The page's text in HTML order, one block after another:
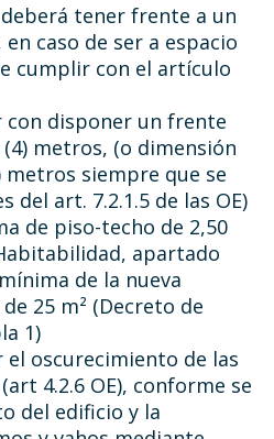
tener frente a un
caso de ser a espacio
cumplir con el artículo
con disponer un frente
metros, (o dimensión
metros siempre que se
del art. 7.2.1.5 de las OE)
de piso-techo de 2,50
apartado
de la nueva
25 m² (Decreto de
1)
el oscurecimiento de las
4.2.6 OE), conforme se
del edificio y la